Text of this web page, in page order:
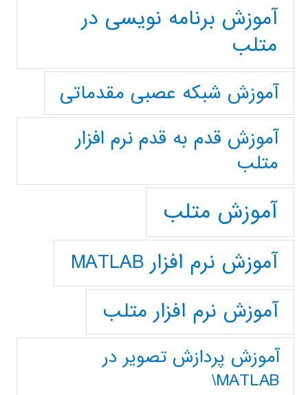
آموزش برنامه نویسی در
متلب
آموزش شبکه عصبی مقدماتی
آموزش قدم به قدم نرم افزار
متلب
آموزش متلب
آموزش نرم افزار MATLAB
آموزش نرم افزار متلب
آموزش پردازش تصوير در
MATLAB\